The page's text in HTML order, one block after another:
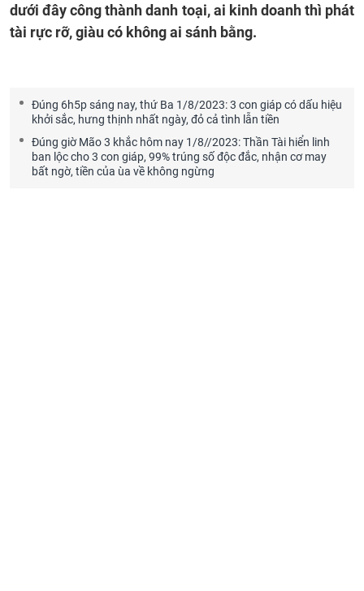
dưới đây công thành danh toại, ai kinh doanh thì phát
tài rực rỡ, giàu có không ai sánh bằng.
Đúng 6h5p sáng nay, thứ Ba 1/8/2023: 3 con giáp có dấu hiệu
khởi sắc, hưng thịnh nhất ngày, đỏ cả tình lẫn tiền
Đúng giờ Mão 3 khắc hôm nay 1/8//2023: Thần Tài hiển linh
ban lộc cho 3 con giáp, 99% trúng số độc đắc, nhận cơ may
bất ngờ, tiền của ùa về không ngừng